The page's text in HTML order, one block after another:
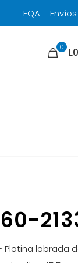
FQA Envíos
0
Platina labrada